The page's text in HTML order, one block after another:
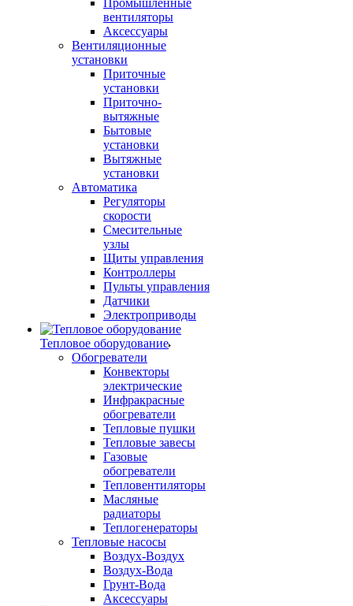
Промышленные
вентиляторы
Аксессуары
Вентиляционные
установки
Приточные
установки
Приточно-
вытяжные
Бытовые
установки
Вытяжные
установки
Автоматика
Регуляторы
скорости
Смесительные
узлы
Щиты управления
Контроллеры
Пульты управления
Датчики
Электроприводы
Тепловое оборудование
Обогреватели
Конвекторы
электрические
Инфракрасные
обогреватели
Тепловые пушки
Тепловые завесы
Газовые
обогреватели
Тепловентиляторы
Масляные
радиаторы
Теплогенераторы
Тепловые насосы
Воздух-Воздух
Воздух-Вода
Грунт-Вода
Аксессуары